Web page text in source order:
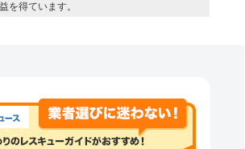
を得ています。